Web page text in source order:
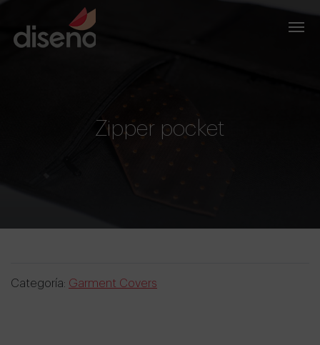
Zipper pocket
Categoría: Garment Covers